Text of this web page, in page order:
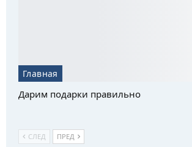
Главная
Дарим подарки правильно
СЛЕД ПРЕД